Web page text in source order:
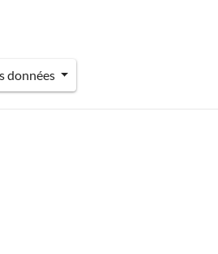
données